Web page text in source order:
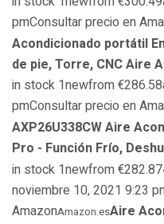
pmConsultar precio en
Acondicionado portátil
de pie, Torre, CNC Aire
in stock 1newfrom
pmConsultar precio en
AXP26U338CW Aire
Pro - Función Frío,
in stock 1newfrom
noviembre 10, 2021 9:23
AmazonAmazon.esAire